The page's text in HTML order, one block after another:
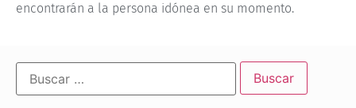
encontrarán a la persona idónea en su momento.